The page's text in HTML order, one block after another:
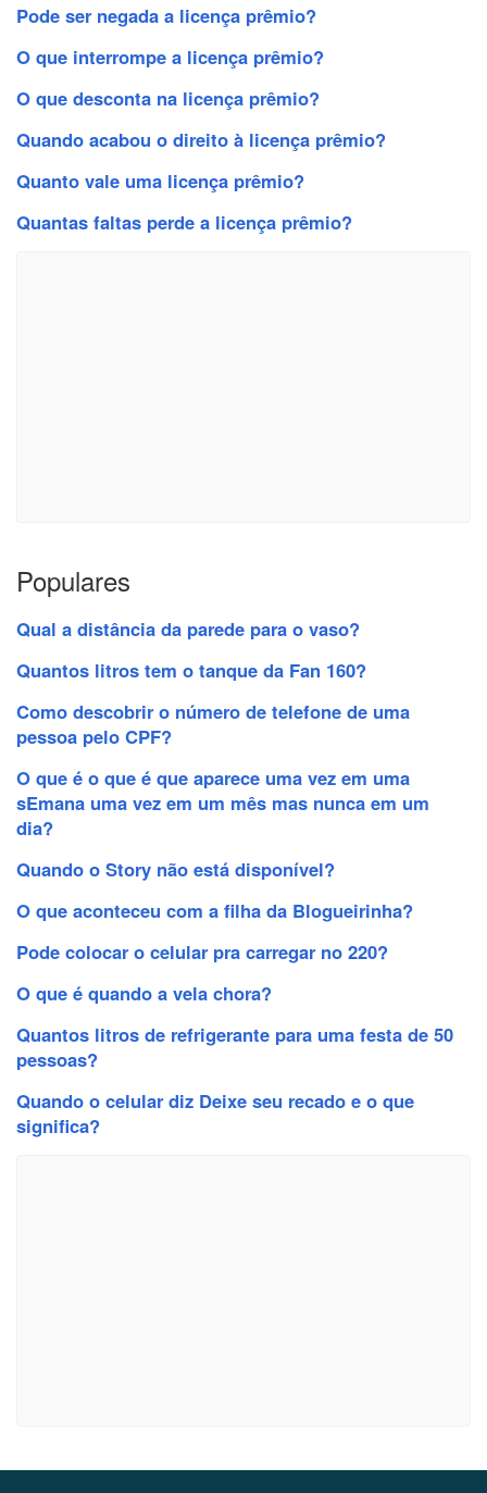
Pode ser negada a licença prêmio?
O que interrompe a licença prêmio?
O que desconta na licença prêmio?
Quando acabou o direito à licença prêmio?
Quanto vale uma licença prêmio?
Quantas faltas perde a licença prêmio?
Populares
Qual a distância da parede para o vaso?
Quantos litros tem o tanque da Fan 160?
Como descobrir o número de telefone de uma
pessoa pelo CPF?
O que é o que é que aparece uma vez em uma
sEmana uma vez em um mês mas nunca em um
dia?
Quando o Story não está disponível?
O que aconteceu com a filha da Blogueirinha?
Pode colocar o celular pra carregar no 220?
O que é quando a vela chora?
Quantos litros de refrigerante para uma festa de 50
pessoas?
Quando o celular diz Deixe seu recado e o que
significa?